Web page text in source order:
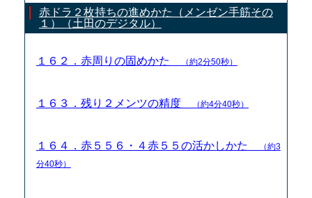
赤ドラ２枚持ちの進めかた（メンゼン手筋その
１）（土田のデジタル）
１６２．赤周りの固めかた （約2分50秒）
１６３．残り２メンツの精度 （約4分40秒）
１６４．赤５５６・４赤５５の活かしかた
（約3
分40秒）